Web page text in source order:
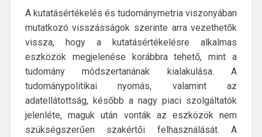
A kutatásértékelés és tudománymetria viszonyában
mutatkozó visszásságok szerinte arra vezethetők
vissza, hogy a kutatásértékelésre alkalmas
eszközök megjelenése korábbra tehető, mint a
tudomány módszertanának kialakulása. A
tudománypolitikai nyomás, valamint az
adatellátottság, később a nagy piaci szolgáltatók
jelenléte, maguk után vonták az eszközök nem
szükségszerűen szakértői felhasználását. A